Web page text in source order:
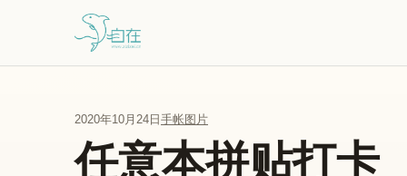
跳到主要内容
2020年10月24日 手帐图片
任意本拼贴打卡